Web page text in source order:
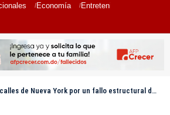
Economía Entretenimiento
de Nueva York por un fallo estructural de un rascacielos